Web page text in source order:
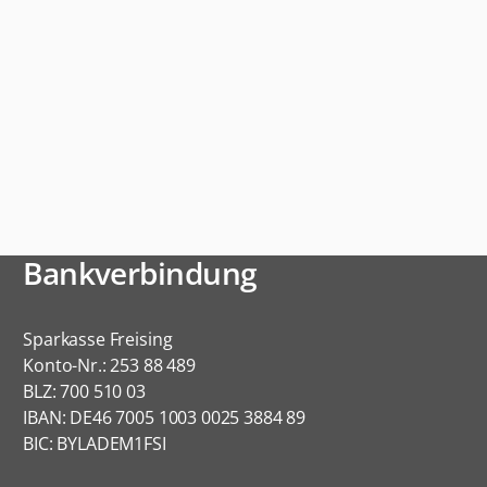
Bankverbindung
Sparkasse Freising
Konto-Nr.: 253 88 489
BLZ: 700 510 03
IBAN: DE46 7005 1003 0025 3884 89
BIC: BYLADEM1FSI